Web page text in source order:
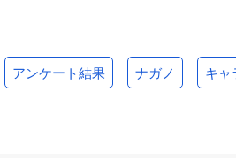
アンケート結果 ナガノ キャ